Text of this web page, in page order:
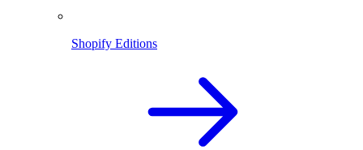
Shopify Editions